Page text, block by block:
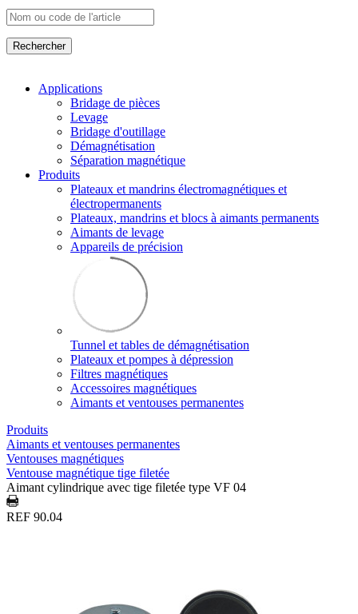
Applications
Bridage de pièces
Levage
Bridage d'outillage
Démagnétisation
Séparation magnétique
Produits
Plateaux et mandrins électromagnétiques et
électropermanents
Plateaux, mandrins et blocs à aimants permanents
Aimants de levage
Appareils de précision
Tunnel et tables de démagnétisation
Plateaux et pompes à dépression
Filtres magnétiques
Accessoires magnétiques
Aimants et ventouses permanentes
Produits
Aimants et ventouses permanentes
Ventouses magnétiques
Ventouse magnétique tige filetée
Aimant cylindrique avec tige filetée type VF 04
REF 90.04